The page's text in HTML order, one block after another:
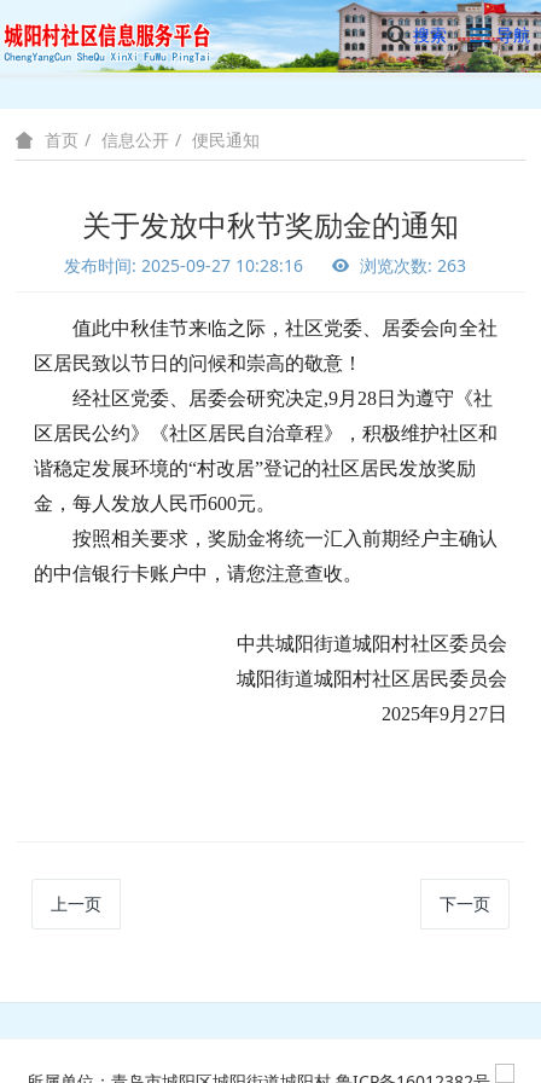
搜索 导航
首页 信息公开 便民通知
关于发放中秋节奖励金的通知
发布时间: 2025-09-27 10:28:16 浏览次数: 263
值此中秋佳节来临之际，社区党委、居委会向全社
区居民致以节日的问候和崇高的敬意！
经社区党委、居委会研究决定,9月28日为遵守《社
区居民公约》《社区居民自治章程》，积极维护社区和
谐稳定发展环境的“村改居”登记的社区居民发放奖励
金，每人发放人民币600元。
按照相关要求，奖励金将统一汇入前期经户主确认
的中信银行卡账户中，请您注意查收。
中共城阳街道城阳村社区委员会
城阳街道城阳村社区居民委员会
2025年9月27日
上一页 下一页